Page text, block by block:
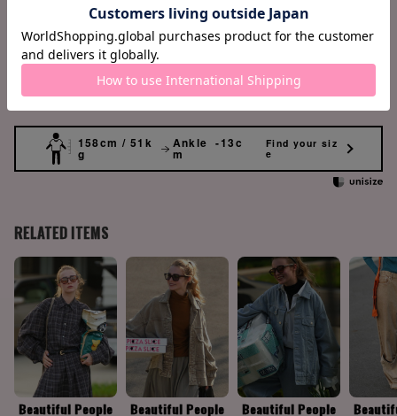
ウエスト
64.5
ヒップ
63
158cm / 51k
g
Ankle -13c
m
Find your siz
e